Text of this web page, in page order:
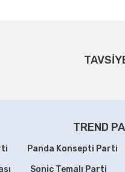
Bu ürüne
TREND
Panda Konsepti Parti
Sonic Temalı Parti